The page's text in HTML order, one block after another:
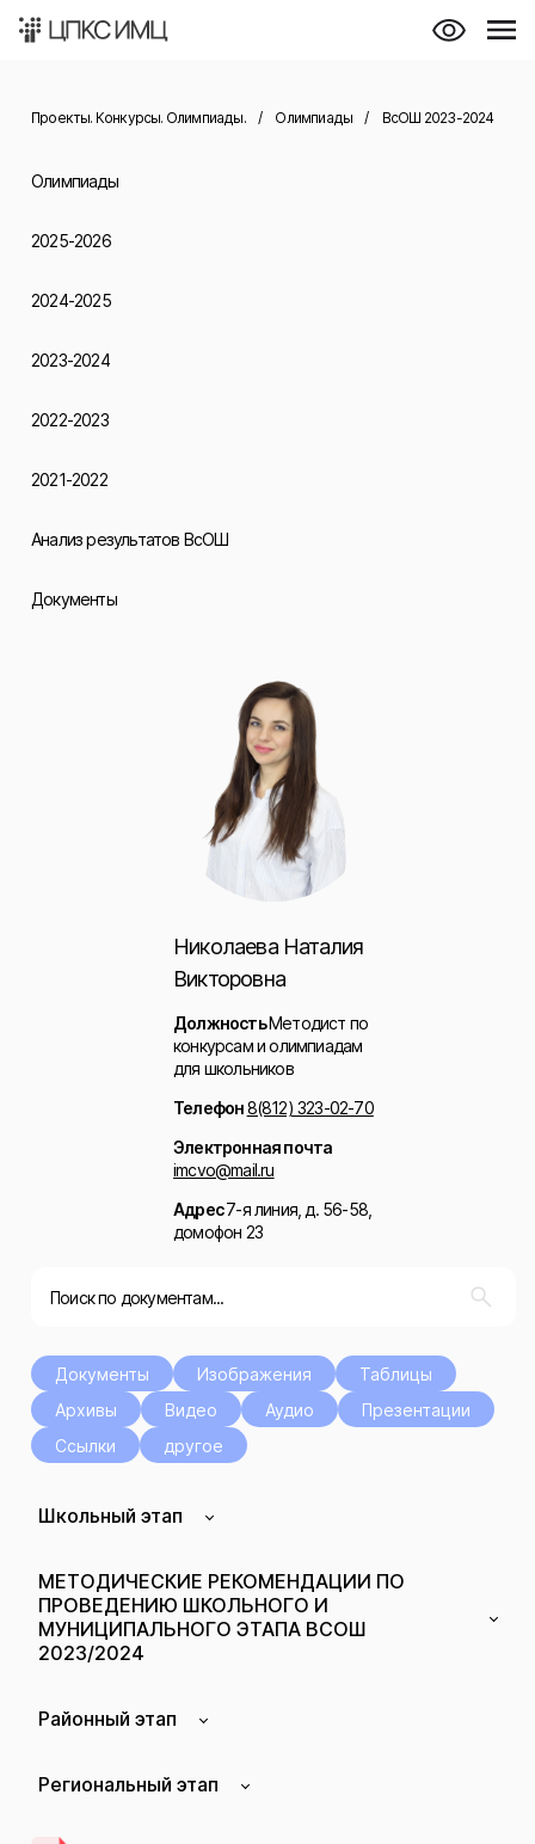
Проекты. Конкурсы. Олимпиады. / Олимпиады / ВсОШ 2023-2024
Олимпиады
2025-2026
2024-2025
2023-2024
2022-2023
2021-2022
Анализ результатов ВсОШ
Документы
Николаева Наталия
Викторовна
ДолжностьМетодист по
конкурсам и олимпиадам
для школьников
Телефон8(812) 323-02-70
Электронная почта
imcvo@mail.ru
Адрес7-я линия, д. 56-58,
домофон 23
Документы Изображения
Таблицы
Архивы
Видео Аудио
Презентации
Ссылки
другое
Школьный этап
МЕТОДИЧЕСКИЕ РЕКОМЕНДАЦИИ ПО
ПРОВЕДЕНИЮ ШКОЛЬНОГО И
МУНИЦИПАЛЬНОГО ЭТАПА ВСОШ
2023/2024
Районный этап
Региональный этап